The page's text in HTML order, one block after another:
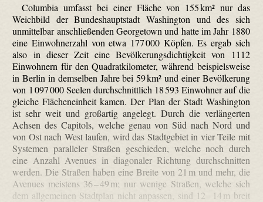
Columbia umfasst bei einer Fläche von 155 km² nur das
Weichbild der Bundeshauptstadt Washington und des sich
unmittelbar anschließenden Georgetown und hatte im Jahr 1880
eine Einwohnerzahl von etwa 177 000 Köpfen. Es ergab sich
also in dieser Zeit eine Bevölkerungsdichtigkeit von 1112
Einwohnern für den Quadratkilometer, während beispielsweise
in Berlin in demselben Jahre bei 59 km² und einer Bevölkerung
von 1 097 000 Seelen durchschnittlich 18 593 Einwohner auf die
gleiche Flächeneinheit kamen. Der Plan der Stadt Washington
ist sehr weit und großartig angelegt. Durch die verlängerten
Achsen des Capitols, welche genau von Süd nach Nord und
von Ost nach West laufen, wird das Stadtgebiet in vier Teile mit
Systemen paralleler Straßen geschieden, welche noch durch
eine Anzahl Avenues in diagonaler Richtung durchschnitten
werden. Die Straßen haben eine Breite von 21 m und mehr, die
Avenues meistens 36 – 49 m; nur wenige Straßen, welche sich
dem allgemeinen Stadtplan nicht anpassen, sind 12 – 14 m breit